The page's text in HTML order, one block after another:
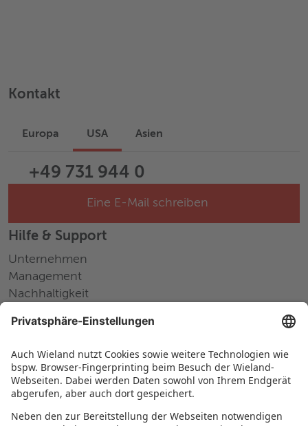
Kontakt
Europa USA Asien
+49 731 944 0
Eine E-Mail schreiben
Hilfe & Support
Unternehmen
Management
Nachhaltigkeit
Messen und Events
Karriere
Arbeiten bei Wieland
Jobs Europa
Jobs Nordamerika